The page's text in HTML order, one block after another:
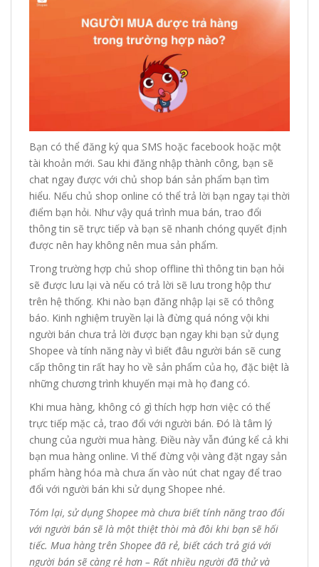
Bạn có thể đăng ký qua SMS hoặc facebook hoặc một
tài khoản mới. Sau khi đăng nhập thành công, bạn sẽ
chat ngay được với chủ shop bán sản phẩm bạn tìm
hiểu. Nếu chủ shop online có thể trả lời bạn ngay tại thời
điểm bạn hỏi. Như vậy quá trình mua bán, trao đổi
thông tin sẽ trực tiếp và bạn sẽ nhanh chóng quyết định
được nên hay không nên mua sản phẩm.
Trong trường hợp chủ shop offline thì thông tin bạn hỏi
sẽ được lưu lại và nếu có trả lời sẽ lưu trong hộp thư
trên hệ thống. Khi nào bạn đăng nhập lại sẽ có thông
báo. Kinh nghiệm truyền lại là đừng quá nóng vội khi
người bán chưa trả lời được bạn ngay khi bạn sử dụng
Shopee và tính năng này vì biết đâu người bán sẽ cung
cấp thông tin rất hay ho về sản phẩm của họ, đặc biệt là
những chương trình khuyến mại mà họ đang có.
Khi mua hàng, không có gì thích hợp hơn việc có thể
trực tiếp mặc cả, trao đổi với người bán. Đó là tâm lý
chung của người mua hàng. Điều này vẫn đúng kể cả khi
bạn mua hàng online. Vì thế đừng vội vàng đặt ngay sản
phẩm hàng hóa mà chưa ấn vào nút chat ngay để trao
đổi với người bán khi sử dụng Shopee nhé.
Tóm lại, sử dụng Shopee mà chưa biết tính năng trao đổi
với người bán sẽ là một thiệt thòi mà đôi khi bạn sẽ hối
tiếc. Mua hàng trên Shopee đã rẻ, biết cách trả giá với
người bán sẽ càng rẻ hơn – Rất nhiều người đã thử và